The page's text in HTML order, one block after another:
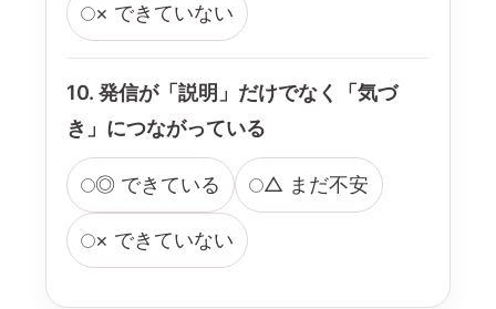
× できていない
10. 発信が「説明」だけでなく「気づ
き」につながっている
◎ できている △ まだ不安
× できていない